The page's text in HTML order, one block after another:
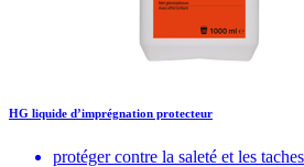
HG liquide d’imprégnation protecteur
protéger contre la saleté et les